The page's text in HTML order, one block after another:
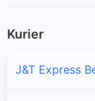
Kurier
J&T Express